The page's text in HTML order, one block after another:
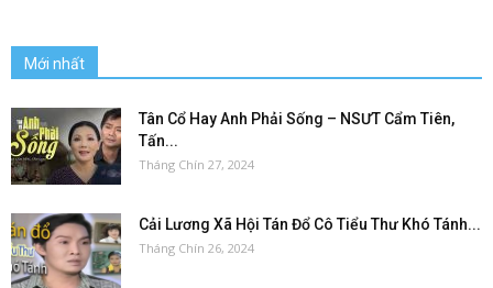
Mới nhất
Tân Cổ Hay Anh Phải Sống – NSƯT Cẩm Tiên,
Tấn...
Tháng Chín 27, 2024
Cải Lương Xã Hội Tán Đổ Cô Tiểu Thư Khó Tánh...
Tháng Chín 26, 2024